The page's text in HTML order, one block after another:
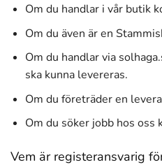
Om du handlar i vår butik
Om du även är en
Om du handlar via
ska kunna levereras.
Om du företräder en
Om du söker jobb hos
Vem är registeransvarig